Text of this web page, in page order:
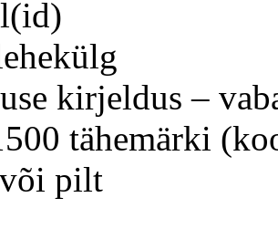
kirjeldus –
tähemärki
pilt